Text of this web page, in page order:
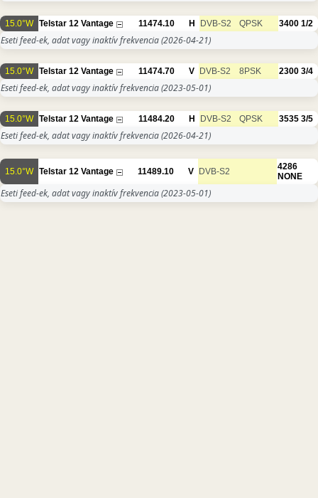
15.0°W Telstar 12 Vantage 11474.10 H DVB-S2 QPSK 3400 1/2
Eseti feed-ek, adat vagy inaktív frekvencia(2026-04-21)
15.0°W Telstar 12 Vantage 11474.70 V DVB-S2 8PSK 2300 3/4
Eseti feed-ek, adat vagy inaktív frekvencia(2023-05-01)
15.0°W Telstar 12 Vantage 11484.20 H DVB-S2 QPSK 3535 3/5
Eseti feed-ek, adat vagy inaktív frekvencia(2026-04-21)
15.0°W Telstar 12 Vantage 11489.10 V DVB-S2
4286
NONE
Eseti feed-ek, adat vagy inaktív frekvencia(2023-05-01)